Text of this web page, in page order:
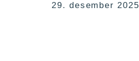
29. desember 2025